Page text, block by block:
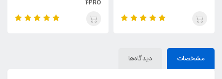
4PRO
مشخصات دیدگاه‌ها